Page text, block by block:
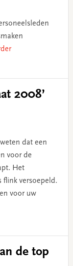
2008’
dat een
voor de
Het
flink versoepeld.
voor uw
de top